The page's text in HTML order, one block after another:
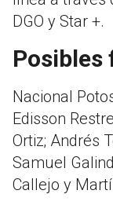
DGO y Star +.
Posibles
Nacional
Edisson
Ortiz; Andrés
Samuel
Callejo y